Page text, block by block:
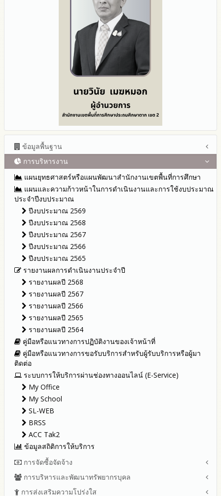
ข้อมูลพื้นฐาน
โครงสร้าง หน้าที่และอำนาจ
ข้อมูลผู้บริหาร
ข้อมูลการติดต่อและ ช่องทางการสอบถาม
ระเบียบ / กฎหมายที่เกี่ยวข้อง
นโยบายคุ้มครองข้อมูลส่วนบุคคล
ข่าวประชาสัมพันธ์
ข่าวสารพัฒนาสำนักงานเกี่ยวข้องกับแนวทางส่งเสริมความ
โปร่งใส
การบริหารงาน
แผนยุทธศาสตร์หรือแผนพัฒนาสำนักงานเขตพื้นที่การศึกษา
แผนและความก้าวหน้าในการดำเนินงานและการใช้งบประมาณ
ประจำปีงบประมาณ
ปีงบประมาณ 2569
ปีงบประมาณ 2568
ปีงบประมาณ 2567
ปีงบประมาณ 2566
ปีงบประมาณ 2565
รายงานผลการดำเนินงานประจำปี
รายงานผลปี 2568
รายงานผลปี 2567
รายงานผลปี 2566
รายงานผลปี 2565
รายงานผลปี 2564
คู่มือหรือแนวทางการปฏิบัติงานของเจ้าหน้าที่
คู่มือหรือแนวทางการขอรับบริการสำหรับผู้รับบริการหรือผู้มา
ติดต่อ
ระบบการให้บริการผ่านช่องทางออนไลน์ (E-Service)
My Office
My School
SL-WEB
BRSS
ACC Tak2
ข้อมูลสถิติการให้บริการ
การจัดซื้อจัดจ้าง
สรุปผลการจัดซื้อจัดจ้างหรือการจัดหาพัสดุรายเดือน ประจำ
ปีงบประมาณ พ.ศ.2569 (แบบ สขร.1)
การบริหารและพัฒนาทรัพยากรบุคล
หลักเกณฑ์และแผนการบริหารและพัฒนาทรัพยากรบุคลล ประจำ
การส่งเสริมความโปร่งใส